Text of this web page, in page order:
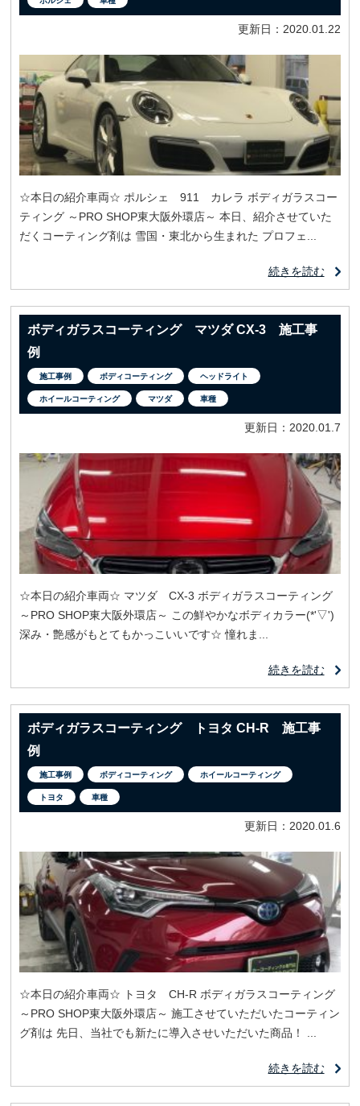
更新日：2020.01.22
☆本日の紹介車両☆ ポルシェ 911 カレラ ボディガラスコー
ティング ～PRO SHOP東大阪外環店～ 本日、紹介させていた
だくコーティング剤は 雪国・東北から生まれた プロフェ...
続きを読む
ボディガラスコーティング マツダ CX-3 施工事
例
施工事例 ボディコーティング ヘッドライト
ホイールコーティング マツダ 車種
更新日：2020.01.7
☆本日の紹介車両☆ マツダ CX-3 ボディガラスコーティング
～PRO SHOP東大阪外環店～ この鮮やかなボディカラー(*'▽')
深み・艶感がもとてもかっこいいです☆ 憧れま...
続きを読む
ボディガラスコーティング トヨタ CH-R 施工事
例
施工事例 ボディコーティング ホイールコーティング
トヨタ 車種
更新日：2020.01.6
☆本日の紹介車両☆ トヨタ CH-R ボディガラスコーティング
～PRO SHOP東大阪外環店～ 施工させていただいたコーティン
グ剤は 先日、当社でも新たに導入させいただいた商品！ ...
続きを読む